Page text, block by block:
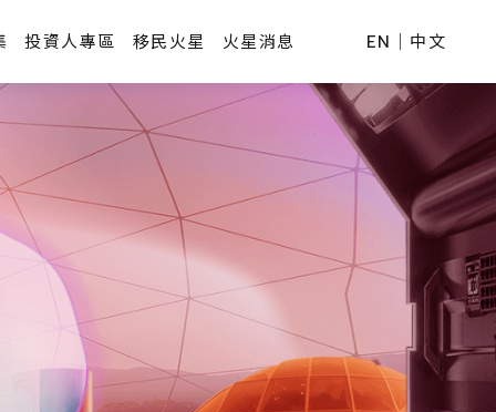
投資人專區 移民火星 火星消息 EN ｜ 中文